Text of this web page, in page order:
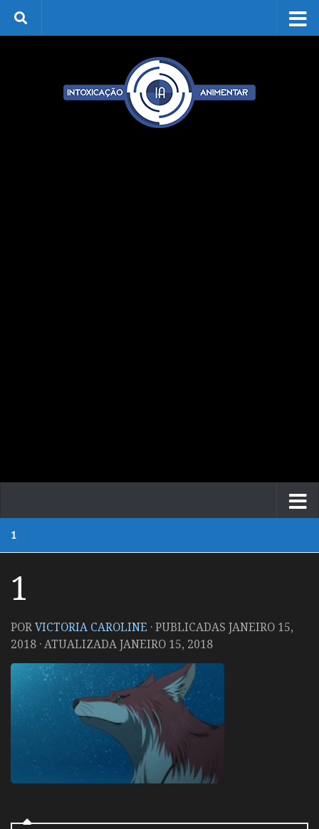
Skip to content
1
1
PORVICTORIA CAROLINE · PUBLICADAS JANEIRO 15,
2018 · ATUALIZADAJANEIRO 15, 2018